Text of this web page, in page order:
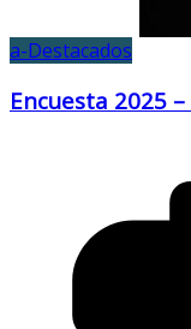
a-Destacados
Encuesta 2025